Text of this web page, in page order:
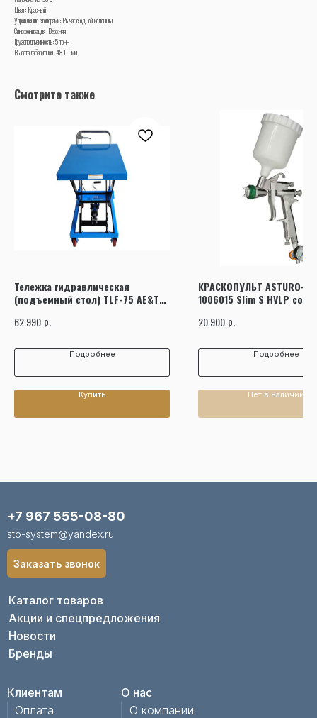
Цвет: Красный
Управление стопорами: Рычаг с одной колонны
Синхронизация: Верхняя
Грузоподъемность: 5 тонн
Высота габаритная: 4810 мм
Смотрите также
Тележка гидравлическая
(подъемный стол) TLF-75 AE&T
62 990 р.
Подробнее
Купить
КРАСКОПУЛЬТ ASTURO-
1006015 Slim S НVLP
20 900 р.
Подробнее
Нет в наличии
Каталог товаров
Акции и спецпредложения
Новости
Бренды
Клиентам
Оплата
О нас
О компании
+7 967 555-08-80
sto-system@yandex.ru
Заказать звонок